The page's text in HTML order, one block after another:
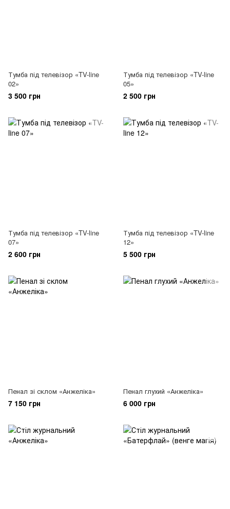
Тумба під телевізор «TV-line
02»
3 500 грн
Тумба під телевізор «TV-line
05»
2 500 грн
Тумба під телевізор «TV-line
07»
2 600 грн
Тумба під телевізор «TV-line
12»
5 500 грн
Пенал зі склом «Анжеліка»
7 150 грн
Пенал глухий «Анжеліка»
6 000 грн